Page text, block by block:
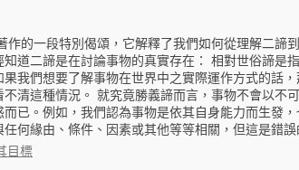
作的一段特別偈頌，它解釋了我們如何從理解二諦
道二諦是在討論事物的真實存在： 相對世俗諦是
我們想要了解事物在世界中之實際運作方式的話
清這種情況。 就究竟勝義諦而言，事物不會以不
已。例如，我們認為事物是依其自身能力而生發，
何緣由、條件、因素或其他等等相關，但這是錯誤
目標